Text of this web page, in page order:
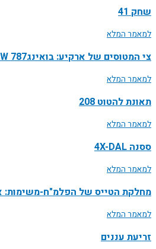
שחק 41
למאמר המלא
צי המטוסים של ארקיע: בואינג787 EI-NEW
למאמר המלא
תאונת להטוט 208
למאמר המלא
ססנה 4X-DAL
למאמר המלא
מחלקת הטייס של הפלמ"ח-משימות:
למאמר המלא
זריעת עננים